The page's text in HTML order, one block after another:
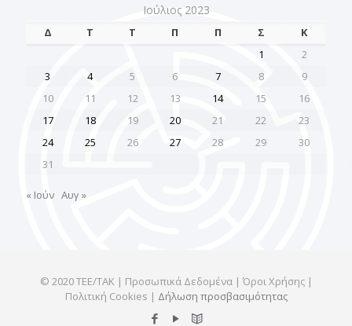
Ιούλιος 2023
Δ Τ Τ Π Π Σ
Κ
1
2
3
4 5 6 7 8
9
10
11 12 13 14 15
16
17
18 19 20 21 22
23
24
25 26 27 28 29
30
31
« Ιούν Αυγ »
© 2020 ΤΕΕ/ΤΑΚ | Προσωπικά Δεδομένα | Όροι Χρήσης |
Πολιτική Cookies | Δήλωση προσβασιμότητας